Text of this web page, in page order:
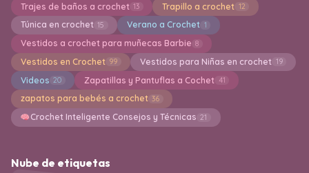
Trajes de baños a crochet 13 Trapillo a crochet 12
Túnica en crochet 15 Verano a Crochet 1
Vestidos a crochet para muñecas Barbie 8
Vestidos en Crochet 99 Vestidos para Niñas en crochet 19
Videos 20 Zapatillas y Pantuflas a Cochet 41
zapatos para bebés a crochet 36
Crochet Inteligente Consejos y Técnicas 21
Nube de etiquetas